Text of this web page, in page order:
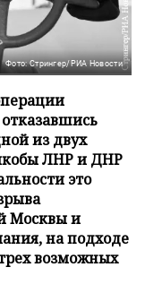
Фото: Стрингер/РИА Новости
из двух
ЛНР и ДНР
это
Москвы и
на подходе
возможных